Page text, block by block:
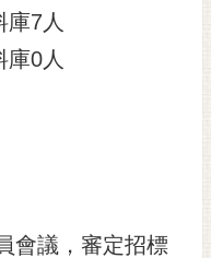
庫7人
庫0人
會議，審定招標